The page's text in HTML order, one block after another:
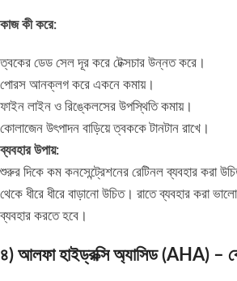
কাজ কী করে:
ত্বকের ডেড সেল দূর করে টেক্সচার উন্নত করে।
পোরস আনক্লগ করে একনে কমায়।
ফাইন লাইন ও রিঙ্কেলসের উপস্থিতি কমায়।
কোলাজেন উৎপাদন বাড়িয়ে ত্বককে টানটান রাখে।
ব্যবহার উপায়:
শুরুর দিকে কম কনসেন্ট্রেশনের রেটিনল ব্যবহার করা
থেকে ধীরে ধীরে বাড়ানো উচিত। রাতে ব্যবহার করা
ব্যবহার করতে হবে।
৪) আলফা হাইড্রক্সি অ্যাসিড (AHA) –